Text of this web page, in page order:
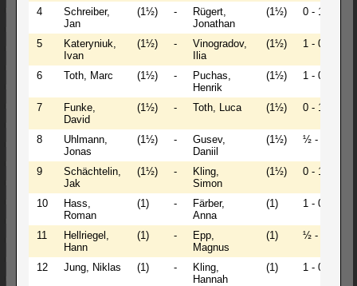
4
Schreiber,
Jan
(1½) -
Rügert,
Jonathan
(1½) 0 - 1
5
Kateryniuk,
Ivan
(1½) -
Vinogradov,
Ilia
(1½) 1 - 0
6 Toth, Marc (1½) -
Puchas,
Henrik
(1½) 1 - 0
7
Funke,
David
(1½) - Toth, Luca (1½) 0 - 1
8
Uhlmann,
Jonas
(1½) -
Gusev,
Daniil
(1½) ½ - ½
9
Schächtelin,
Jak
(1½) -
Kling,
Simon
(1½) 0 - 1
10
Hass,
Roman
(1) -
Färber,
Anna
(1) 1 - 0
11
Hellriegel,
Hann
(1) -
Epp,
Magnus
(1) ½ - ½
12 Jung, Niklas (1) -
Kling,
Hannah
(1) 1 - 0